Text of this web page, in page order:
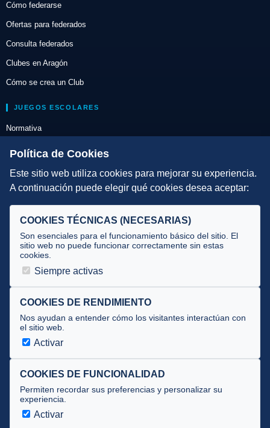
Cómo federarse
Ofertas para federados
Consulta federados
Clubes en Aragón
Cómo se crea un Club
JUEGOS ESCOLARES
Normativa
Escuelas de Triatlón
DIRECCIÓN TÉCNICA
Selecciones
Tecnificación
JUECES Y OFICIALES
Documentos
Cursos
Circulares oficiales
Convocatorias y Equipaciones
Av. José Atarés 101, semisótano. 50018 Zaragoza
Política de Cookies
Este sitio web utiliza cookies para mejorar su experiencia.
A continuación puede elegir qué cookies desea aceptar:
COOKIES TÉCNICAS (NECESARIAS)
Son esenciales para el funcionamiento básico del sitio. El
sitio web no puede funcionar correctamente sin estas
cookies.
Siempre activas
COOKIES DE RENDIMIENTO
Nos ayudan a entender cómo los visitantes interactúan con
el sitio web.
Activar
COOKIES DE FUNCIONALIDAD
Permiten recordar sus preferencias y personalizar su
experiencia.
Activar